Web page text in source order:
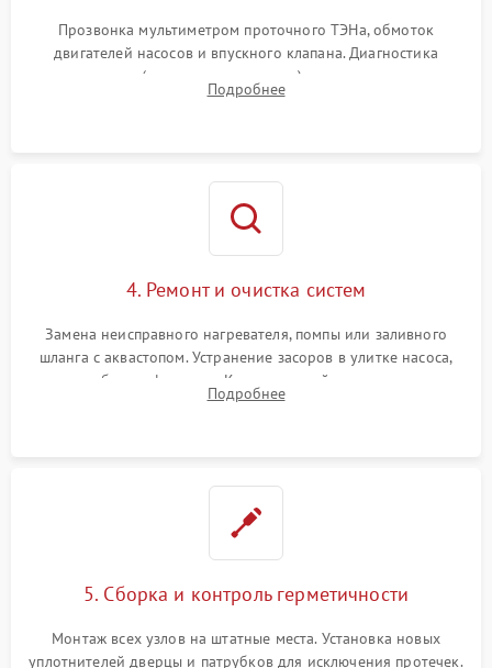
Прозвонка мультиметром проточного ТЭНа, обмоток
двигателей насосов и впускного клапана. Диагностика
прессостата (датчика уровня воды), датчика мутности,
концевика дверцы и электронного модуля управления.
Подробнее
4. Ремонт и очистка систем
Замена неисправного нагревателя, помпы или заливного
шланга с аквастопом. Устранение засоров в улитке насоса,
патрубках и фильтрах. Компонентный ремонт платы
управления, восстановление поврежденной проводки.
Подробнее
5. Сборка и контроль герметичности
Монтаж всех узлов на штатные места. Установка новых
уплотнителей дверцы и патрубков для исключения протечек.